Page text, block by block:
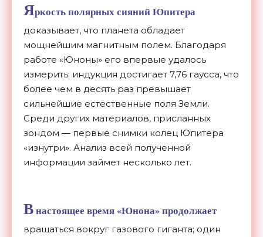
Яркость полярных сияний Юпитера
доказывает, что планета обладает
мощнейшим магнитным полем. Благодаря
работе «Юноны» его впервые удалось
измерить: индукция достигает 7,76 гаусса, что
более чем в десять раз превышает
сильнейшие естественные поля Земли.
Среди других материалов, присланных
зондом — первые снимки колец Юпитера
«изнутри». Анализ всей полученной
информации займет несколько лет.
Внастоящее время «Юнона» продолжает
вращаться вокруг газового гиганта; один